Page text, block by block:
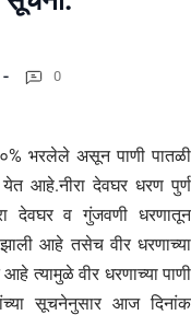
0
भरलेले असून पाणी पातळी
आहे.नीरा देवघर धरण पुर्ण
देवघर व गुंजवणी धरणातून
झाली आहे तसेच वीर धरणाच्या
त्यामुळे वीर धरणाच्या पाणी
सूचनेनुसार आज दिनांक